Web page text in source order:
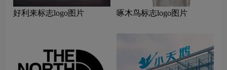
好利来标志logo图片 啄木鸟标志logo图片